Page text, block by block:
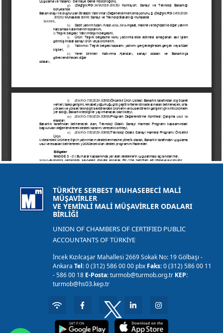
TÜRKİYE SERBEST MUHASEBECİ MALİ
MÜŞAVİRLER
VE YEMİNLİ MALİ MÜŞAVİRLER ODALARI
BİRLİĞİ
UNION OF CHAMBERS OF CERTIFIED PUBLIC
ACCOUNTANTS OF TÜRKİYE
İncek Kızılcaşar Mahallesi 2669 Sokak No: 19 Gölbaşı -
AnkaraTel:0 (312) 586 00 00 pbx Faks:0 (312) 586 00 11
- 586 00 18 E-Posta:turmob@turmob.org.tr KEP:
turmob@hs03.kep.tr